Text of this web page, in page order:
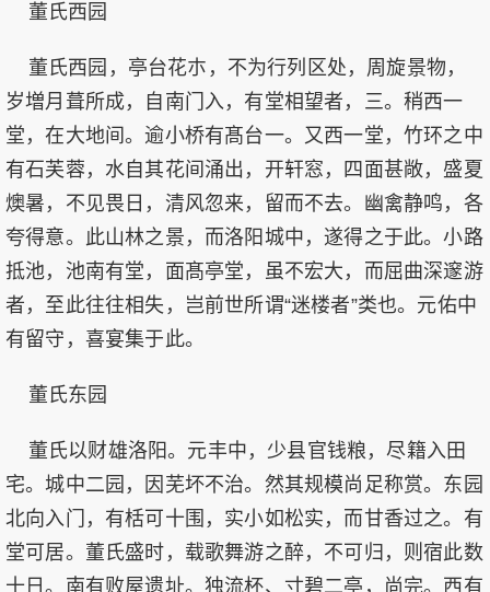
董氏西园
董氏西园，亭台花朩，不为行列区处，周旋景物，
岁増月葺所成，自南门入，有堂相望者，三。稍西一
堂，在大地间。逾小桥有髙台一。又西一堂，竹环之中
有石芙蓉，水自其花间涌出，开轩窓，四面甚敞，盛夏
燠暑，不见畏日，清风忽来，留而不去。幽禽静鸣，各
夸得意。此山林之景，而洛阳城中，遂得之于此。小路
抵池，池南有堂，面髙亭堂，虽不宏大，而屈曲深邃游
者，至此往往相失，岂前世所谓“迷楼者”类也。元佑中
有留守，喜宴集于此。
董氏东园
董氏以财雄洛阳。元丰中，少县官钱粮，尽籍入田
宅。城中二园，因芜坏不治。然其规模尚足称赏。东园
北向入门，有栝可十围，实小如松实，而甘香过之。有
堂可居。董氏盛时，载歌舞游之醉，不可归，则宿此数
十日。南有败屋遗址。独流杯、寸碧二亭，尚完。西有